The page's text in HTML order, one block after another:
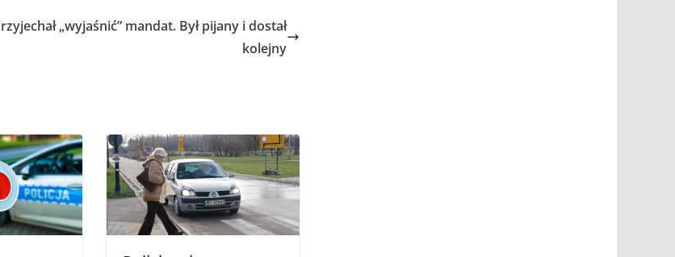
„wyjaśnić” mandat. Był pijany i dostał
kolejny